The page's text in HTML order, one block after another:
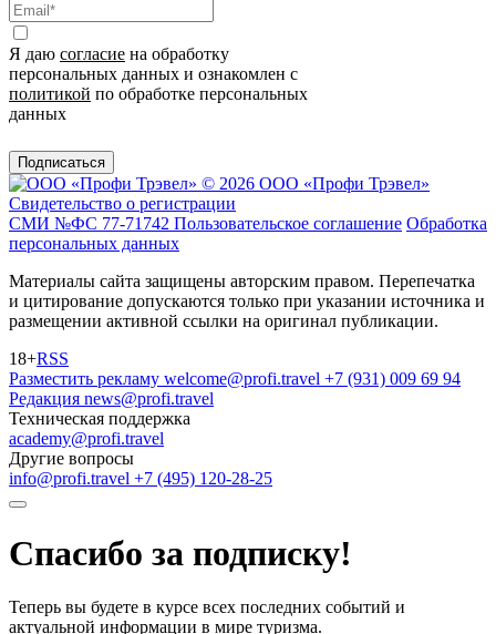
Я даю согласие на обработку
персональных данных и ознакомлен с
политикой по обработке персональных
данных
Подписаться
© 2026 ООО «Профи Трэвeл»
Свидетельство о регистрации
СМИ №ФС 77-71742 Пользовательское соглашение Обработка
персональных данных
Материалы сайта защищены авторским правом. Перепечатка
и цитирование допускаются только при указании источника и
размещении активной ссылки на оригинал публикации.
18+RSS
Разместить рекламу welcome@profi.travel +7 (931) 009 69 94
Редакция news@profi.travel
Техническая поддержка
academy@profi.travel
Другие вопросы
info@profi.travel +7 (495) 120-28-25
Спасибо за подписку!
Теперь вы будете в курсе всех последних событий и
актуальной информации в мире туризма.